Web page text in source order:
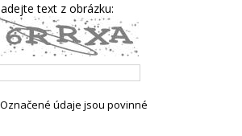
text z obrázku:
Označené údaje jsou povinné